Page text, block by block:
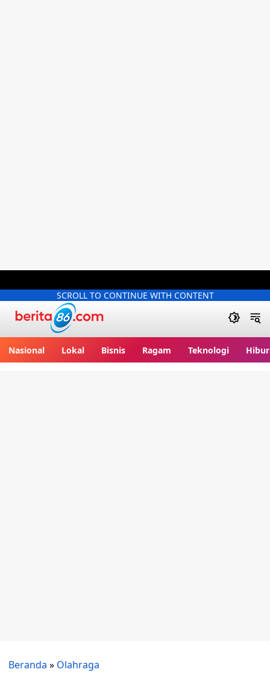
SCROLL TO CONTINUE WITH CONTENT
Nasional Lokal Bisnis Ragam Teknologi
Beranda » Olahraga